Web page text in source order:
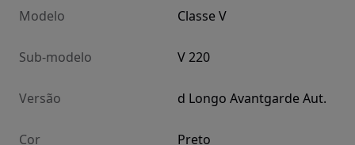
Modelo Classe V
Sub-modelo V 220
Versão d Longo Avantgarde Aut.
Cor Preto